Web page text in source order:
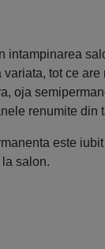
intampinarea
variata, tot ce
oja
renumite din
este
la salon.
care se intorc.